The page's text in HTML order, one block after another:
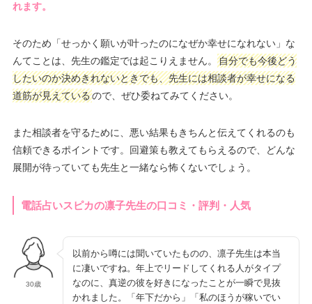
れます。
そのため「せっかく願いが叶ったのになぜか幸せになれない」な
んてことは、先生の鑑定では起こりえません。
自分でも今後どう
したいのか決めきれないときでも、先生には相談者が幸せになる
道筋が見えているので、ぜひ委ねてみてください。
また相談者を守るために、悪い結果もきちんと伝えてくれるのも
信頼できるポイントです。回避策も教えてもらえるので、どんな
展開が待っていても先生と一緒なら怖くないでしょう。
電話占いスピカの凛子先生の口コミ・評判・人気
30歳
以前から噂には聞いていたものの、凛子先生は本当
に凄いですね。年上でリードしてくれる人がタイプ
なのに、真逆の彼を好きになったことが一瞬で見抜
かれました。「年下だから」「私のほうが稼いでい